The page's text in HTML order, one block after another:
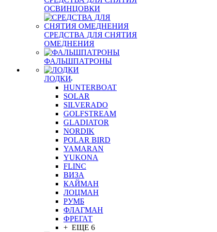
ОСВИНЦОВКИ
СРЕДСТВА ДЛЯ СНЯТИЯ
ОМЕДНЕНИЯ
ФАЛЬШПАТРОНЫ
ЛОДКИ
HUNTERBOAT
SOLAR
SILVERADO
GOLFSTREAM
GLADIATOR
NORDIK
POLAR BIRD
YAMARAN
YUKONA
FLINC
ВИЗА
КАЙМАН
ЛОЦМАН
РУМБ
ФЛАГМАН
ФРЕГАТ
+ ЕЩЕ 6